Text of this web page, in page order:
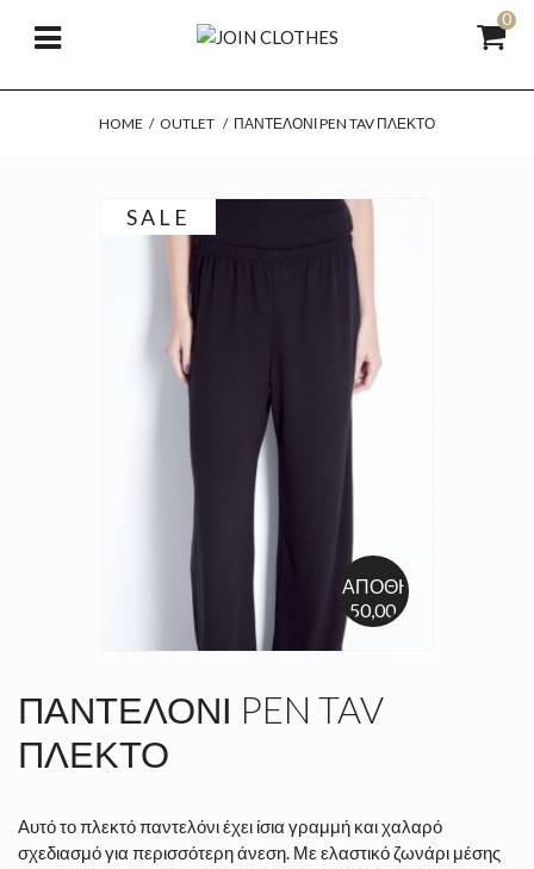
0
HOME / OUTLET / ΠΑΝΤΕΛΌΝΙ PEN TAV ΠΛΕΚΤΌ
SALE
ΑΠΟΘΉΚΕΥΣΗ
-50,00 €
ΠΑΝΤΕΛΌΝΙ PEN TAV
ΠΛΕΚΤΌ
Αυτό το πλεκτό παντελόνι έχει ίσια γραμμή και χαλαρό
σχεδιασμό για περισσότερη άνεση. Με ελαστικό ζωνάρι μέσης